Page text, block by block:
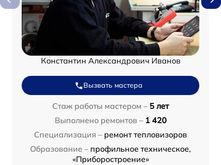
Константин Александрович Иванов
Вызвать мастера
Стаж работы мастером – 5 лет
Выполнено ремонтов – 1 420
Специализация – ремонт тепловизоров
Образование – профильное техническое,
«Приборостроение»